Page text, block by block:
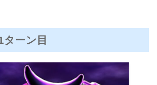
ターン目